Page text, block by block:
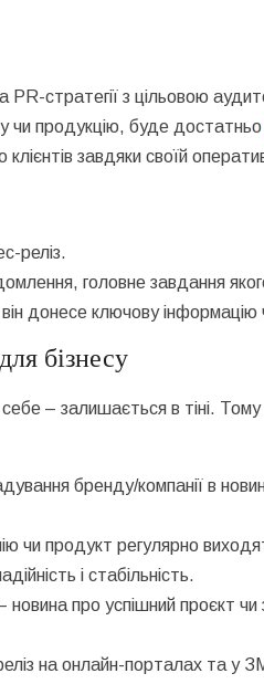
PR-стратегії з цільовою
чи продукцію, буде
завдяки своїй
реліз.
головне завдання
донесе ключову інформацію
бізнесу
– залишається в тіні.
бренду/компанії в
чи продукт регулярно
і стабільність.
новина про успішний проєкт
на онлайн-порталах та у